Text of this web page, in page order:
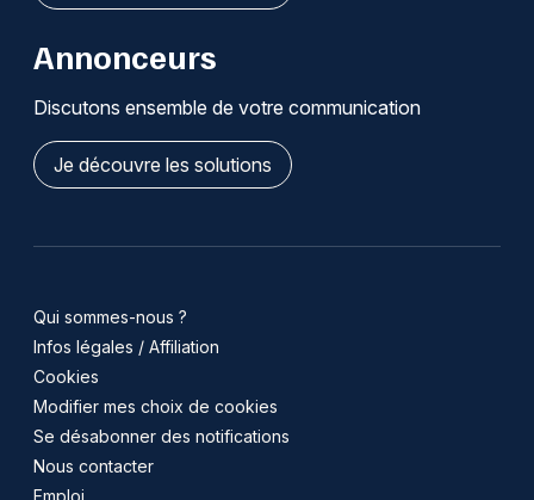
Annonceurs
Discutons ensemble de votre communication
Je découvre les solutions
Qui sommes-nous ?
Infos légales / Affiliation
Cookies
Modifier mes choix de cookies
Se désabonner des notifications
Nous contacter
Emploi